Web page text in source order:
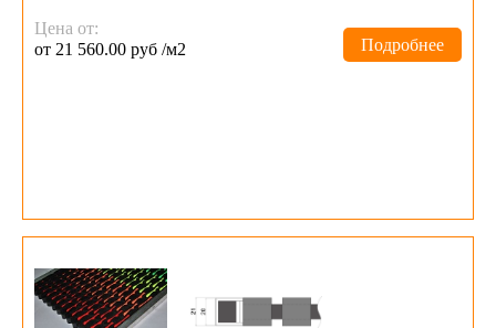
Цена от:
от 21 560.00 руб /м2
Подробнее